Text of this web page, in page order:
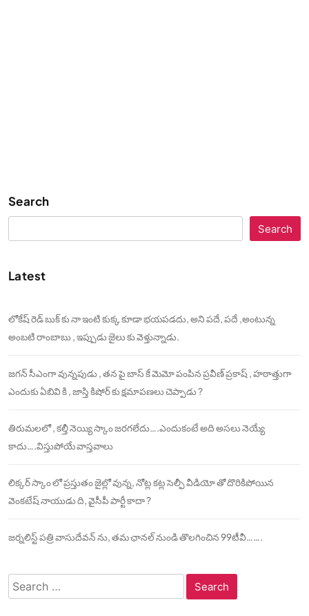
Search
Search
Latest
లోకేష్ రెడ్ బుక్ కు నా ఇంటి కుక్క కూడా భయపడదు, అని పదే, పదే ,అంటున్న
అంబటి రాంబాబు , ఇప్పుడు జైలు కు వెళ్తున్నాడు.
జగన్ సీఎంగా వున్నపుడు , తన పై బాస్ కే మెమో పంపిన ప్రవీణ్ ప్రకాష్ , హఠాత్తుగా
ఎందుకు ఏబివి కి , జాస్తి కిషోర్ కు క్షమాపణలు చెప్పాడు ?
తిరుమలలో , కల్తీ నెయ్యి స్కాం జరగలేదు….ఎందుకంటే అది అసలు నెయ్యే
కాదు….విస్తుపోయే వాస్తవాలు
లిక్కర్ స్కాం లో ప్రస్తుతం జైల్లో వున్న, నోట్ల కట్ల సెల్ఫీ వీడియో తో దొరికిపోయిన
వెంకటేష్ నాయుడు ది, వైసీపీ పార్టీ కాదా ?
జర్నలిస్ట్ పత్రి వాసుదేవన్ ను, తమ ఛానల్ నుండి తొలగించిన 99టీవీ…….
Search
for: